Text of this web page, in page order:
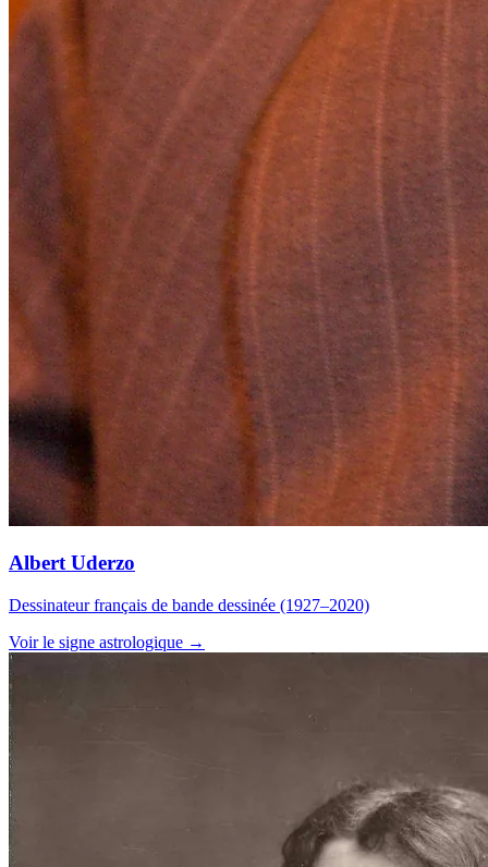
Albert Uderzo
Dessinateur français de bande dessinée (1927–2020)
Voir le signe astrologique →